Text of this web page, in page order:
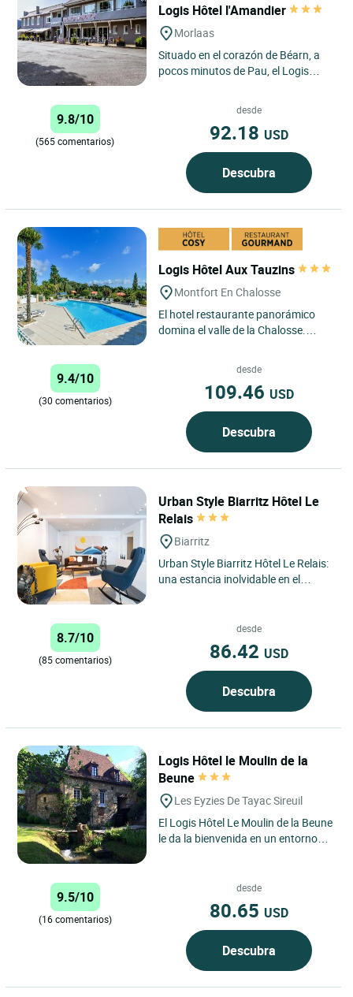
Logis Hôtel l'Amandier
Morlaas
Situado en el corazón de Béarn, a
pocos minutos de Pau, el Logis
9.8/10
(565 comentarios)
desde
92.18 USD
Descubra
Logis Hôtel Aux Tauzins
Montfort En Chalosse
El hotel restaurante panorámico
domina el valle de la Chalosse.
9.4/10
(30 comentarios)
desde
109.46 USD
Descubra
Urban Style Biarritz Hôtel Le
Relais
Biarritz
Urban Style Biarritz Hôtel Le Relais:
una estancia inolvidable en el
8.7/10
(85 comentarios)
desde
86.42 USD
Descubra
Logis Hôtel le Moulin de la
Beune
Les Eyzies De Tayac Sireuil
El Logis Hôtel Le Moulin de la Beune
le da la bienvenida en un entorno
9.5/10
(16 comentarios)
desde
80.65 USD
Descubra